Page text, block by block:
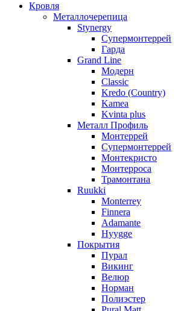
Кровля
Металлочерепица
Stynergy
Супермонтеррей
Гарда
Grand Line
Модерн
Classic
Kredo (Country)
Kamea
Kvinta plus
Металл Профиль
Монтеррей
Супермонтеррей
Монтекристо
Монтерроса
Трамонтана
Ruukki
Monterrey
Finnera
Adamante
Hyygge
Покрытия
Пурал
Викинг
Велюр
Норман
Полиэстер